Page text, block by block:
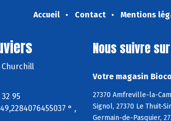
Accueil Contact Mentions
Churchill
32 95
49,2284076455037 ° ,
Nous suivre sur
Votre magasin
27370 Amfreville-la-
Signol, 27370 Le Thuit-
Germain-de-Pasquier,